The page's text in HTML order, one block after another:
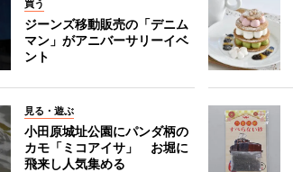
買う
ジーンズ移動販売の「デニム
マン」がアニバーサリーイベ
ント
見る・遊ぶ
小田原城址公園にパンダ柄の
カモ「ミコアイサ」 お堀に
飛来し人気集める